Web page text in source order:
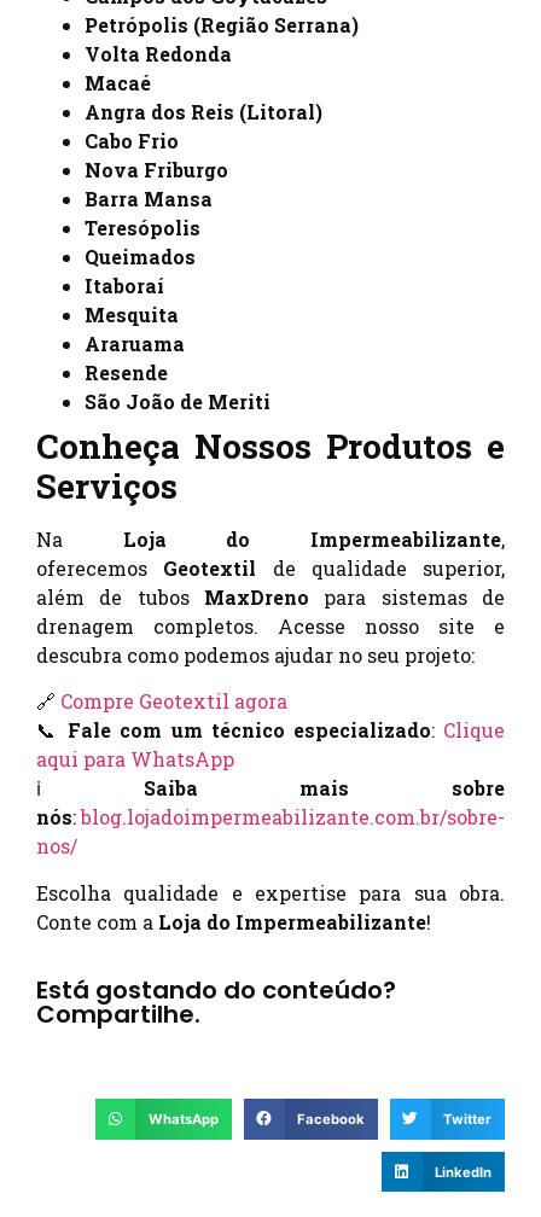
Petrópolis (Região Serrana)
Volta Redonda
Macaé
Angra dos Reis (Litoral)
Cabo Frio
Nova Friburgo
Barra Mansa
Teresópolis
Queimados
Itaboraí
Mesquita
Araruama
Resende
São João de Meriti
Conheça Nossos Produtos e
Serviços
Na Loja do Impermeabilizante,
oferecemos Geotextil de qualidade superior,
além de tubos MaxDreno para sistemas de
drenagem completos. Acesse nosso site e
descubra como podemos ajudar no seu projeto:
🔗 Compre Geotextil agora
📞 Fale com um técnico especializado: Clique
aqui para WhatsApp
ℹ️ Saiba mais sobre
nós:blog.lojadoimpermeabilizante.com.br/sobre-
nos/
Escolha qualidade e expertise para sua obra.
Conte com a Loja do Impermeabilizante!
Está gostando do conteúdo?
Compartilhe.
WhatsApp Facebook Twitter
LinkedIn